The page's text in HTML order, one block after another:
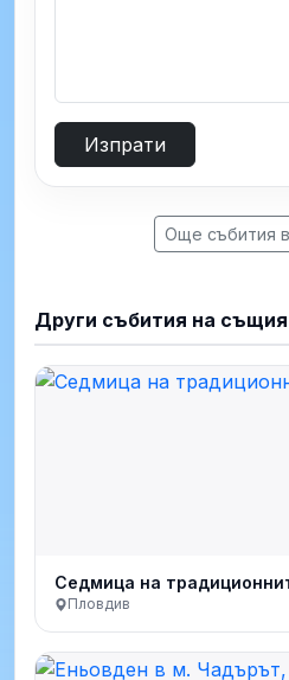
Изпрати
Още събития
Други събития на
Седмица на
Пловдив